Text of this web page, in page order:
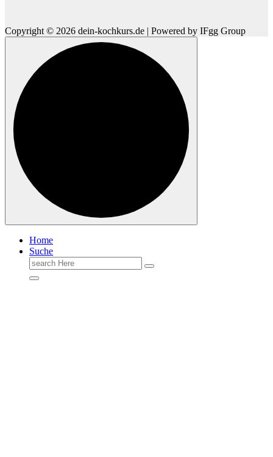
Copyright © 2026 dein-kochkurs.de | Powered by IFgg Group
Home
Suche
Search
for: